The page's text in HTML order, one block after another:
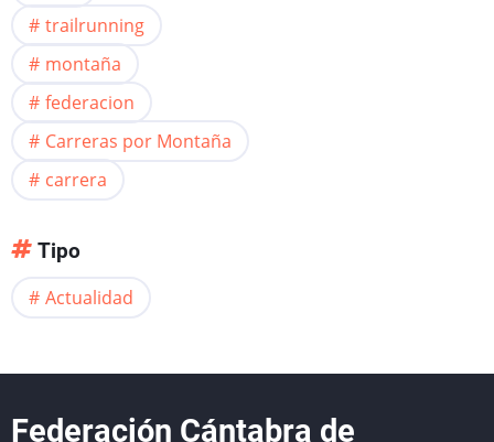
trailrunning
montaña
federacion
Carreras por Montaña
carrera
Tipo
Actualidad
Federación Cántabra de